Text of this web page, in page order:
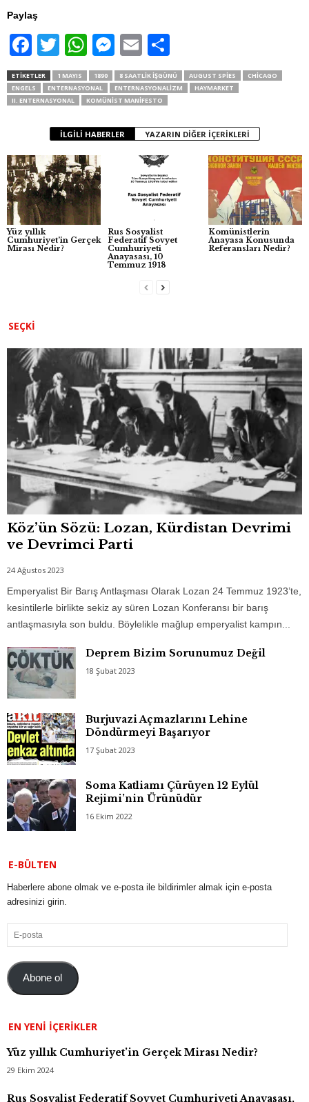
Paylaş
F
a
c
e
o
o
k
T
wi
tt
er
W
h
at
s
A
p
p
M
e
ss
e
n
er
E
m
ail
h
ar
ETIKETLER 1 MAYIS 1890 8 SAATLIK IŞGÜNÜ AUGUST SPIES
CHICAGO
ENGELS
ENTERNASYONAL ENTERNASYONALIZM
HAYMARKET
II. ENTERNASYONAL
KOMÜNIST MANIFESTO
İLGILI HABERLER YAZARIN DIĞER İÇERIKLERI
Yüz yıllık
Cumhuriyet’in Gerçek
Mirası Nedir?
Rus Sosyalist
Federatif Sovyet
Cumhuriyeti
Anayasası, 10
Temmuz 1918
Komünistlerin
Anayasa Konusunda
Referansları Nedir?
SEÇKI
Köz’ün Sözü: Lozan, Kürdistan Devrimi
ve Devrimci Parti
24 Ağustos 2023
Emperyalist Bir Barış Antlaşması Olarak Lozan 24 Temmuz 1923’te,
kesintilerle birlikte sekiz ay süren Lozan Konferansı bir barış
antlaşmasıyla son buldu. Böylelikle mağlup emperyalist kampın...
Deprem Bizim Sorunumuz Değil
18 Şubat 2023
Burjuvazi Açmazlarını Lehine
Döndürmeyi Başarıyor
17 Şubat 2023
Soma Katliamı Çürüyen 12 Eylül
Rejimi’nin Ürünüdür
16 Ekim 2022
E-BÜLTEN
Haberlere abone olmak ve e-posta ile bildirimler almak için e-posta
adresinizi girin.
E-
posta
Abone ol
EN YENI İÇERIKLER
Yüz yıllık Cumhuriyet’in Gerçek Mirası Nedir?
29 Ekim 2024
Rus Sosyalist Federatif Sovyet Cumhuriyeti Anayasası,